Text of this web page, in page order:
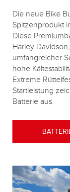
Die neue Bike
Spitzenprodukt
Diese
Harley
umfangreicher
hohe
Extreme
Startleistung
Batterie aus.